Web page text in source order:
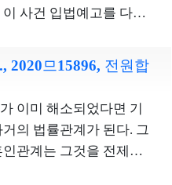
된 진술서 등의 증거능
같은 취지의 피의자 진
로 사용할 수 없다.
로 기능하게 할 수 있다.
, 각개전투, 완전군장행
기본으로 하므로 육체적
수고와 인내력이 요구
험에 노출된다. 전시 등
역병은 생명의 위험을 무
힘들게 하는 것은 대체
역의 정도가 과도하여 양
더라도 도저히 이를 선
것은 대체복무제를 유
벌로 기능하게 할 수 있
군의 복무기간과 비교했
이 명확하게 해석할 수
함을 발견한 경우까지 신
볼 수는 없다. 또한 해운
경각심을 주기 위한 심
유를 고려한다면, 선박
도 신고의무를 부담시키
령연금 분할을 청구할
후인 경우 사이에 아무런
연금 지급 사유 발생시
전ㆍ후인지와 같은 우
달리 취급하는 것은 합
렵다. 신법 조항의 소급
개발부담금 제외 또는 경
발사업의 경우, 그 개발이
지방자치단체에 귀속
업에 다시 사용될 것이
또한 해당 개발이익은 학
학생 및 교직원 등만이
사건 입법예고를 다툴
하는 것은 심판대상조
제의 실효성 등을 종합적
대상조항에 대하여 본안
, 이 사건 입법예고기간
2020므15896, 전원합
이미 해소되었다면 기
의 법률관계가 된다. 그
관계는 그것을 전제로